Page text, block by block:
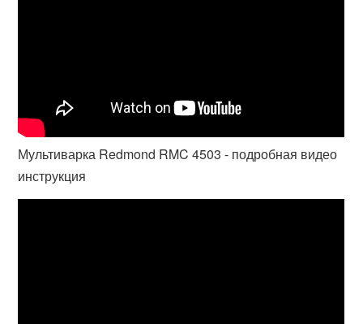
Мультиварка Redmond RMC 4503 - подробная видео
инструкция